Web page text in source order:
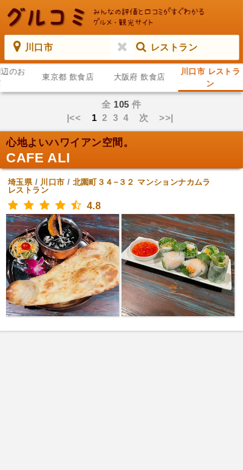
川口市 レストラン
のお
東京都 飲食店 大阪府 飲食店
川口市 レストラ
ン
全 105 件
|<< 12 3 4 次 >>|
心地よいハワイアン空間。
CAFE ALI
埼玉県/ 川口市 / 北園町３４−３２ マンションナカムラ
レストラン
4.8